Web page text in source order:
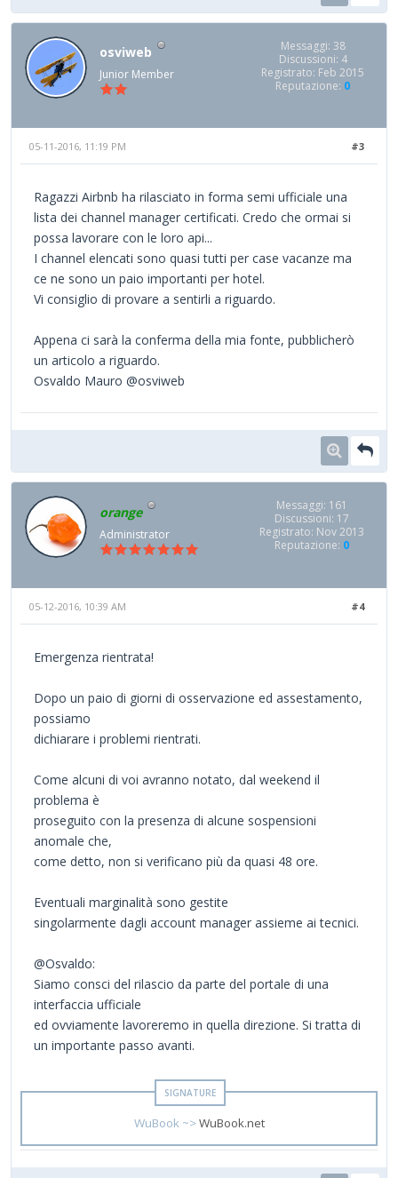
osviweb
Junior Member
Messaggi: 38
Discussioni: 4
Registrato: Feb 2015
Reputazione: 0
#3
05-11-2016, 11:19 PM
Ragazzi Airbnb ha rilasciato in forma semi ufficiale una
lista dei channel manager certificati. Credo che ormai si
possa lavorare con le loro api...
I channel elencati sono quasi tutti per case vacanze ma
ce ne sono un paio importanti per hotel.
Vi consiglio di provare a sentirli a riguardo.
Appena ci sarà la conferma della mia fonte, pubblicherò
un articolo a riguardo.
Osvaldo Mauro @osviweb
orange
Administrator
Messaggi: 161
Discussioni: 17
Registrato: Nov 2013
Reputazione: 0
#4
05-12-2016, 10:39 AM
Emergenza rientrata!
Dopo un paio di giorni di osservazione ed assestamento,
possiamo
dichiarare i problemi rientrati.
Come alcuni di voi avranno notato, dal weekend il
problema è
proseguito con la presenza di alcune sospensioni
anomale che,
come detto, non si verificano più da quasi 48 ore.
Eventuali marginalità sono gestite
singolarmente dagli account manager assieme ai tecnici.
@Osvaldo:
Siamo consci del rilascio da parte del portale di una
interfaccia ufficiale
ed ovviamente lavoreremo in quella direzione. Si tratta di
un importante passo avanti.
WuBook ~>WuBook.net